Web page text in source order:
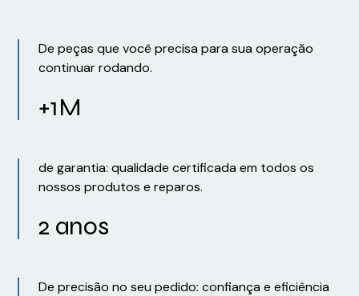
De peças que você precisa para sua operação
continuar rodando.
+1M
de garantia: qualidade certificada em todos os
nossos produtos e reparos.
2 anos
De precisão no seu pedido: confiança e eficiência